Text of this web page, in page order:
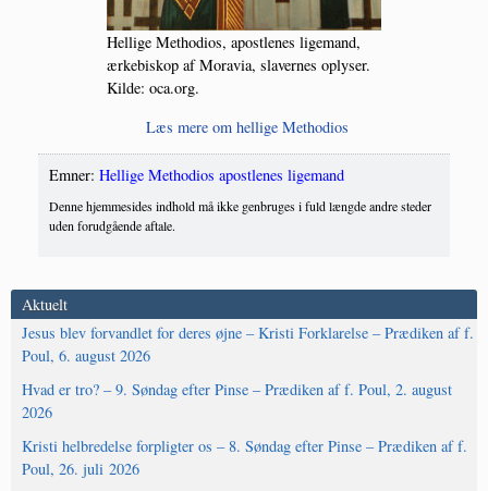
Hel­li­ge Met­ho­dios, apost­le­nes lige­mand,
ærke­bi­skop af Moravia, sla­ver­nes oply­ser.
Kil­de: oca.org.
Læs mere om hel­li­ge Methodios
Emner: Hellige Methodios apostlenes ligemand
Denne hjemmesides indhold må ikke genbruges i fuld længde andre steder
uden forudgående aftale.
Aktuelt
Jesus blev forvandlet for deres øjne – Kristi Forklarelse – Prædiken af f.
Poul, 6. august 2026
Hvad er tro? – 9. Søndag efter Pinse – Prædiken af f. Poul, 2. august
2026
Kristi helbredelse forpligter os – 8. Søndag efter Pinse – Prædiken af f.
Poul, 26. juli 2026